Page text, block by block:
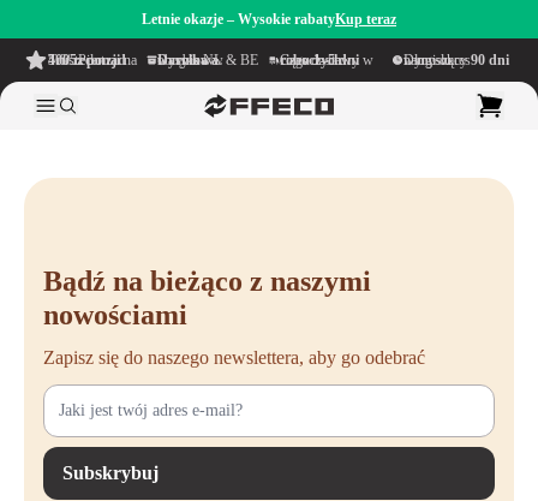
Letnie okazje – Wysokie rabatyKup teraz
4.6/5
z ponad 500 recenzji
na TrustPilot Darmowa wysyłka
w obrębie NL & BE Czas dostawy w ciągu
1–5 dni roboczych Długi okres namysłu wynoszący90 dni
Bądź na bieżąco z naszymi
nowościami
Zapisz się do naszego newslettera, aby go odebrać
Subskrybuj